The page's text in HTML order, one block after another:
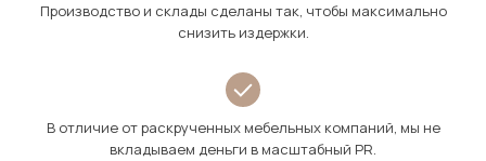
Производство и склады сделаны так, чтобы максимально
снизить издержки.
В отличие от раскрученных мебельных компаний, мы не
вкладываем деньги в масштабный PR.